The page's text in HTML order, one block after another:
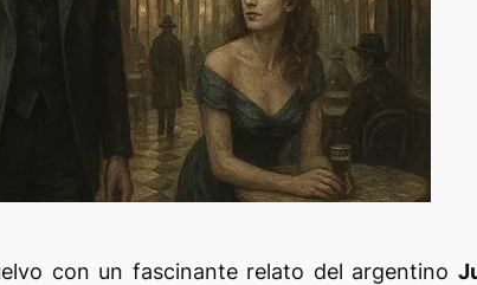
con un fascinante relato del argentino